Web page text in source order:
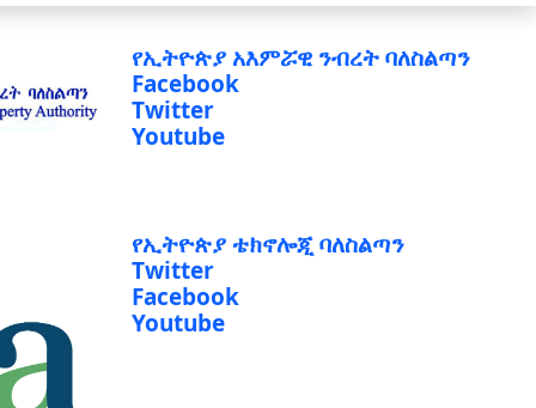
የኢትዮጵያ አእምሯዊ ንብረት ባለስልጣን
Facebook
Twitter
Youtube
የኢትዮጵያ ቴክኖሎጂ ባለስልጣን
Twitter
Facebook
Youtube